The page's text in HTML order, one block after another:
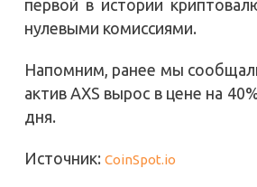
первой в истории
нулевыми комиссиями.
Напомним, ранее мы
актив AXS вырос в цене на
дня.
Источник: CoinSpot.io